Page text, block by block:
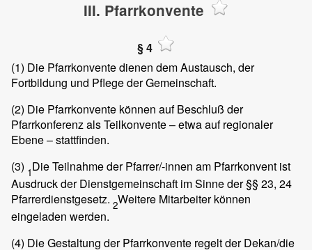
III. Pfarrkonvente
§ 4
(1) Die Pfarrkonvente dienen dem Austausch, der
Fortbildung und Pflege der Gemeinschaft.
(2) Die Pfarrkonvente können auf Beschluß der
Pfarrkonferenz als Teilkonvente – etwa auf regionaler
Ebene – stattfinden.
(3) 1Die Teilnahme der Pfarrer/-innen am Pfarrkonvent ist
Ausdruck der Dienstgemeinschaft im Sinne der §§ 23, 24
Pfarrerdienstgesetz. 2Weitere Mitarbeiter können
eingeladen werden.
(4) Die Gestaltung der Pfarrkonvente regelt der Dekan/die